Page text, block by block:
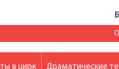
в цирк Драматические